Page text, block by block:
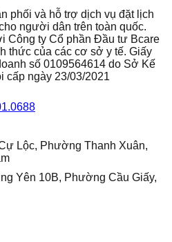
phối và hỗ trợ dịch vụ đặt lịch
người dân trên toàn quốc.
Công ty Cổ phần Đầu tư Bcare
thức của các cơ sở y tế. Giấy
số 0109564614 do Sở Kế
cấp ngày 23/03/2021
Lộc, Phường Thanh Xuân,
Yên 10B, Phường Cầu Giấy,